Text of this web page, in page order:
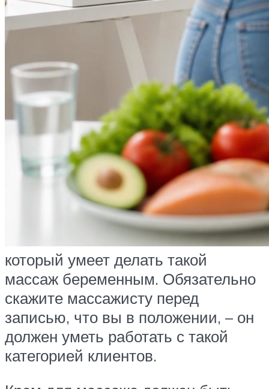
который умеет делать такой
массаж беременным. Обязательно
скажите массажисту перед
записью, что вы в положении, – он
должен уметь работать с такой
категорией клиентов.